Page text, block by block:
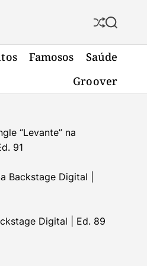
S
f
l
S
a
r
h
Famosos
Saúde
Groover
“Levante” na
91
Backstage Digital |
Digital | Ed. 89